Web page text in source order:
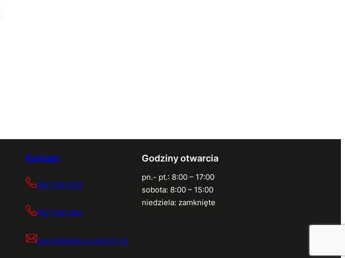
Kontakt
667 000 083
667 000 084
biuro@dealerszamocin.pl
Godziny otwarcia
pn.- pt.: 8:00 – 17:00
sobota: 8:00 – 15:00
niedziela: zamknięte